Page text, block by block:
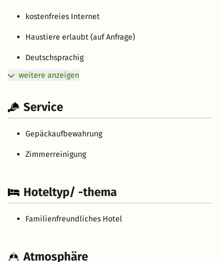
kostenfreies Internet
Haustiere erlaubt (auf Anfrage)
Deutschsprachig
weitere anzeigen
Service
Gepäckaufbewahrung
Zimmerreinigung
Hoteltyp/ -thema
Familienfreundliches Hotel
Atmosphäre